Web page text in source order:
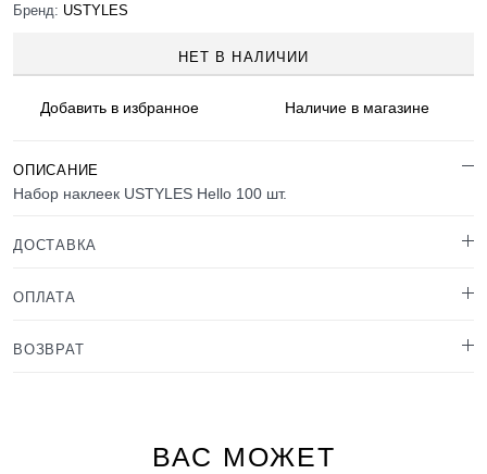
Бренд: USTYLES
НЕТ В НАЛИЧИИ
Добавить в избранное Наличиев магазине
ОПИСАНИЕ
Набор наклеек USTYLES Hello 100 шт.
ДОСТАВКА
ОПЛАТА
ВОЗВРАТ
ВАС МОЖЕТ